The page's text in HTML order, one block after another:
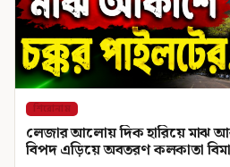
শিরোনাম
লেজার আলোয় দিক হারিয়ে মাঝ
বিপদ এড়িয়ে অবতরণ কলকাতা